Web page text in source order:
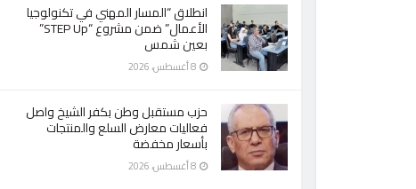
انطلاق “المسار المهني في تكنولوجيا
الأعمال” ضمن مشروع “STEP Up”
بعين شمس
حزب مستقبل وطن بكفر الشيخ واصل
فعاليات معارض السلع والمنتجات
بأسعار مخفضة